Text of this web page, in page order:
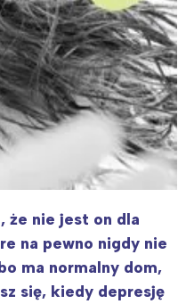
że nie jest on dla
na pewno nigdy nie
ma normalny dom,
się, kiedy depresję